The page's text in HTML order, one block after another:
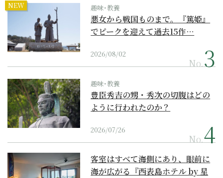
NEW 趣味･教養
悪女から戦国ものまで。『篤姫』
でピークを迎えて過去15作…
2026/08/02
No.
趣味･教養
豊臣秀吉の甥・秀次の切腹はどの
ように行われたのか？
2026/07/26
No.
客室はすべて海側にあり、眼前に
海が広がる『西表島ホテル by 星